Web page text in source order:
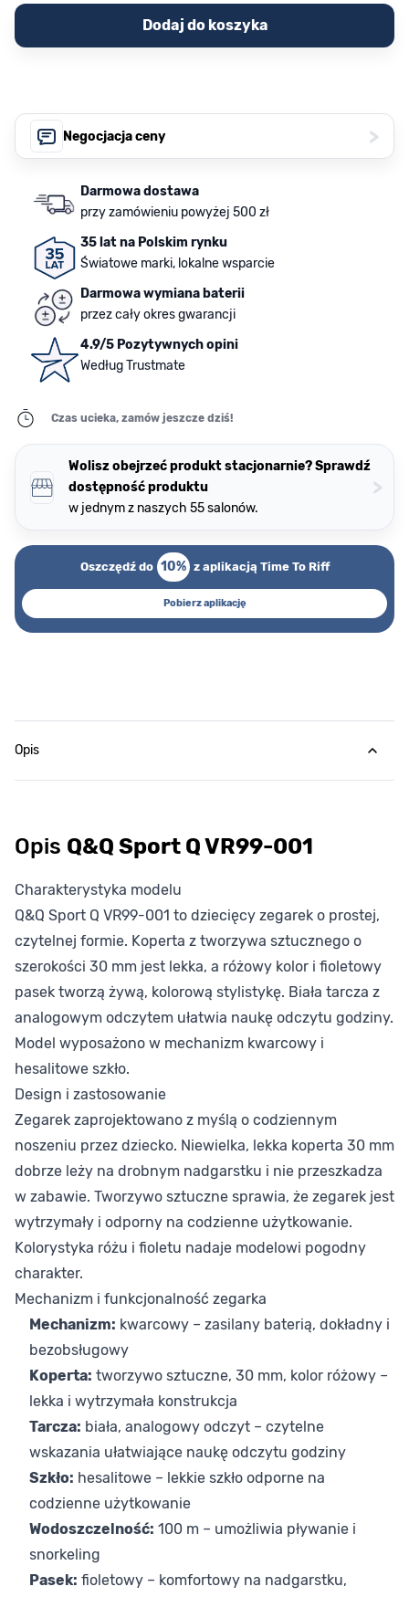
Dodaj do koszyka
Negocjacja ceny >
Darmowa dostawa
przy zamówieniu powyżej 500 zł
35 lat na Polskim rynku
Światowe marki, lokalne wsparcie
Darmowa wymiana baterii
przez cały okres gwarancji
4.9/5 Pozytywnych opini
Według Trustmate
Czas ucieka, zamów jeszcze dziś!
Wolisz obejrzeć produkt stacjonarnie? Sprawdź
dostępność produktu
w jednym z naszych 55 salonów.
>
Oszczędź do 10% z aplikacją Time To Riff
Pobierz aplikację
Opis
Opis Q&Q Sport Q VR99-001
Charakterystyka modelu
Q&Q Sport Q VR99-001 to dziecięcy zegarek o prostej,
czytelnej formie. Koperta z tworzywa sztucznego o
szerokości 30 mm jest lekka, a różowy kolor i fioletowy
pasek tworzą żywą, kolorową stylistykę. Biała tarcza z
analogowym odczytem ułatwia naukę odczytu godziny.
Model wyposażono w mechanizm kwarcowy i
hesalitowe szkło.
Design i zastosowanie
Zegarek zaprojektowano z myślą o codziennym
noszeniu przez dziecko. Niewielka, lekka koperta 30 mm
dobrze leży na drobnym nadgarstku i nie przeszkadza
w zabawie. Tworzywo sztuczne sprawia, że zegarek jest
wytrzymały i odporny na codzienne użytkowanie.
Kolorystyka różu i fioletu nadaje modelowi pogodny
charakter.
Mechanizm i funkcjonalność zegarka
Mechanizm: kwarcowy – zasilany baterią, dokładny i
bezobsługowy
Koperta: tworzywo sztuczne, 30 mm, kolor różowy –
lekka i wytrzymała konstrukcja
Tarcza: biała, analogowy odczyt – czytelne
wskazania ułatwiające naukę odczytu godziny
Szkło: hesalitowe – lekkie szkło odporne na
codzienne użytkowanie
Wodoszczelność: 100 m – umożliwia pływanie i
snorkeling
Pasek: fioletowy – komfortowy na nadgarstku,